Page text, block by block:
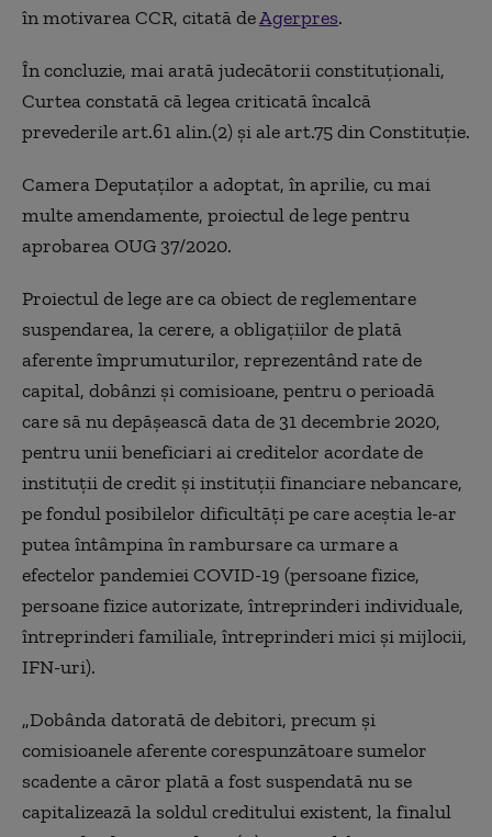
în motivareaCCR, citată deAgerpres.
În concluzie, mai arată judecătorii constituţionali,
Curtea constată că legea criticată încalcă
prevederile art.61 alin.(2) şi ale art.75 din Constituţie.
Camera Deputaţilor a adoptat, în aprilie, cu mai
multe amendamente, proiectul de lege pentru
aprobarea OUG 37/2020.
Proiectul de lege are ca obiect de reglementare
suspendarea, la cerere, a obligaţiilor de plată
aferente împrumuturilor, reprezentând rate de
capital, dobânzi şi comisioane, pentru o perioadă
care să nu depăşească data de 31 decembrie 2020,
pentru unii beneficiari ai creditelor acordate de
instituţii de credit şi instituţii financiare nebancare,
pe fondul posibilelor dificultăţi pe care aceştia le-ar
putea întâmpina în rambursare ca urmare a
efectelor pandemiei COVID-19 (persoane fizice,
persoane fizice autorizate, întreprinderi individuale,
întreprinderi familiale, întreprinderi mici şi mijlocii,
IFN-uri).
„Dobânda datorată de debitori, precum şi
comisioanele aferente corespunzătoare sumelor
scadente a căror plată a fost suspendată nu se
capitalizează la soldul creditului existent, la finalul